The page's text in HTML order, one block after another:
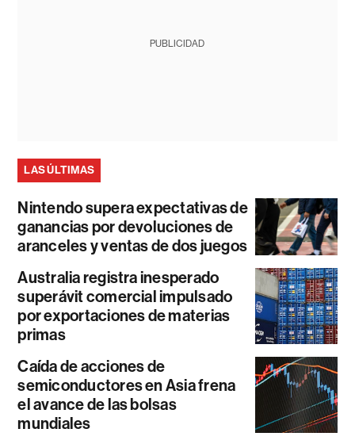
PUBLICIDAD
LAS ÚLTIMAS
Nintendo supera expectativas de
ganancias por devoluciones de
aranceles y ventas de dos juegos
Australia registra inesperado
superávit comercial impulsado
por exportaciones de materias
primas
Caída de acciones de
semiconductores en Asia frena
el avance de las bolsas
mundiales